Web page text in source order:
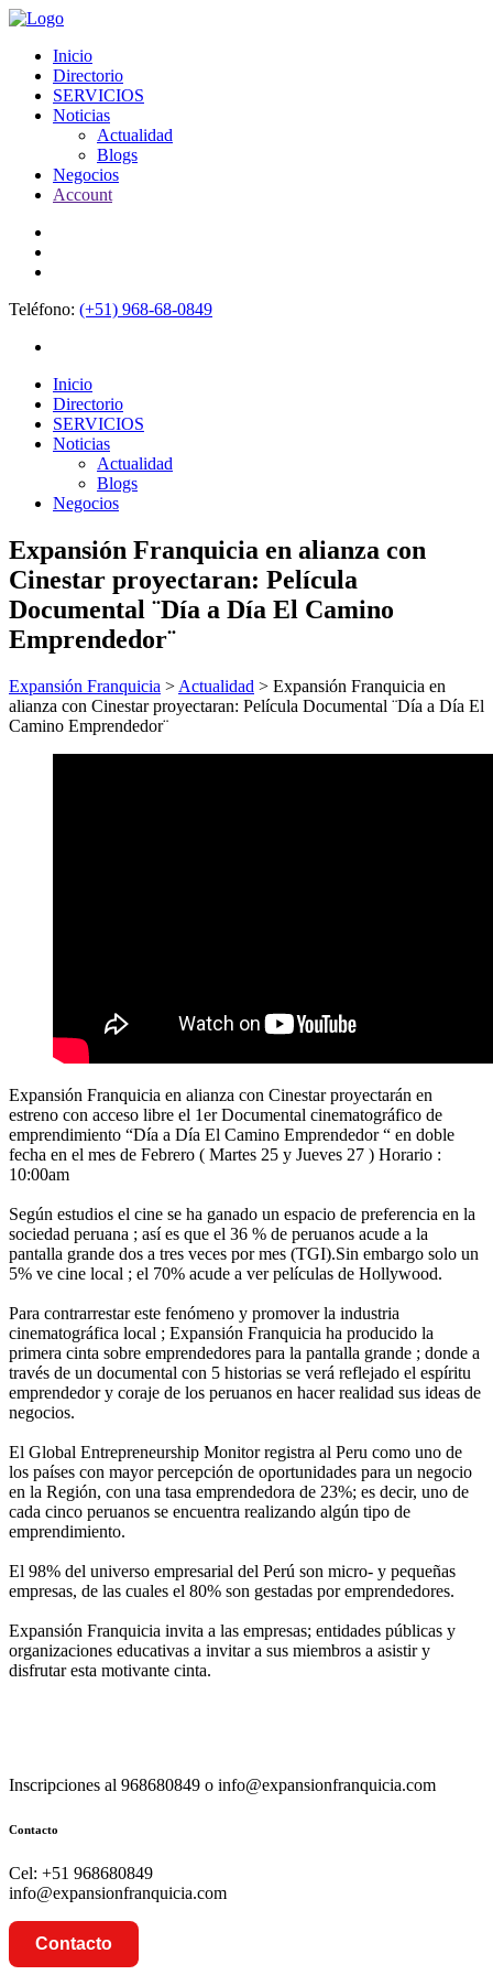
Inicio
Directorio
SERVICIOS
Noticias
Actualidad
Blogs
Negocios
Account
Teléfono: (+51) 968-68-0849
Inicio
Directorio
SERVICIOS
Noticias
Actualidad
Blogs
Negocios
Expansión Franquicia en alianza con
Cinestar proyectaran: Película
Documental ¨Día a Día El Camino
Emprendedor¨
Expansión Franquicia > Actualidad > Expansión Franquicia en
alianza con Cinestar proyectaran: Película Documental ¨Día a Día El
Camino Emprendedor¨
Expansión Franquicia en alianza con Cinestar proyectarán en
estreno con acceso libre el 1er Documental cinematográfico de
emprendimiento “Día a Día El Camino Emprendedor “ en doble
fecha en el mes de Febrero ( Martes 25 y Jueves 27 ) Horario :
10:00am
Según estudios el cine se ha ganado un espacio de preferencia en la
sociedad peruana ; así es que el 36 % de peruanos acude a la
pantalla grande dos a tres veces por mes (TGI).Sin embargo solo un
5% ve cine local ; el 70% acude a ver películas de Hollywood.
Para contrarrestar este fenómeno y promover la industria
cinematográfica local ; Expansión Franquicia ha producido la
primera cinta sobre emprendedores para la pantalla grande ; donde a
través de un documental con 5 historias se verá reflejado el espíritu
emprendedor y coraje de los peruanos en hacer realidad sus ideas de
negocios.
El Global Entrepreneurship Monitor registra al Peru como uno de
los países con mayor percepción de oportunidades para un negocio
en la Región, con una tasa emprendedora de 23%; es decir, uno de
cada cinco peruanos se encuentra realizando algún tipo de
emprendimiento.
El 98% del universo empresarial del Perú son micro- y pequeñas
empresas, de las cuales el 80% son gestadas por emprendedores.
Expansión Franquicia invita a las empresas; entidades públicas y
organizaciones educativas a invitar a sus miembros a asistir y
disfrutar esta motivante cinta.
Inscripciones al 968680849 o info@expansionfranquicia.com
Contacto
Cel: +51 968680849
info@expansionfranquicia.com
Contacto